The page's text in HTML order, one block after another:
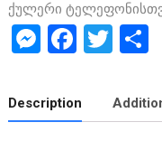
ქულერი
M
se
n
F
ce
b
T
tt
er e
Description